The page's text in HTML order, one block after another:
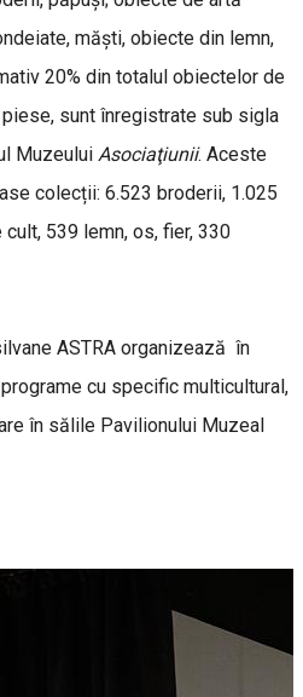
măști, obiecte din lemn,
20% din totalul obiectelor de
sunt înregistrate sub sigla
Muzeului Asociaţiunii. Aceste
colecții: 6.523 broderii, 1.025
539 lemn, os, fier, 330
ASTRA organizează în
cu specific multicultural,
în sălile Pavilionului Muzeal